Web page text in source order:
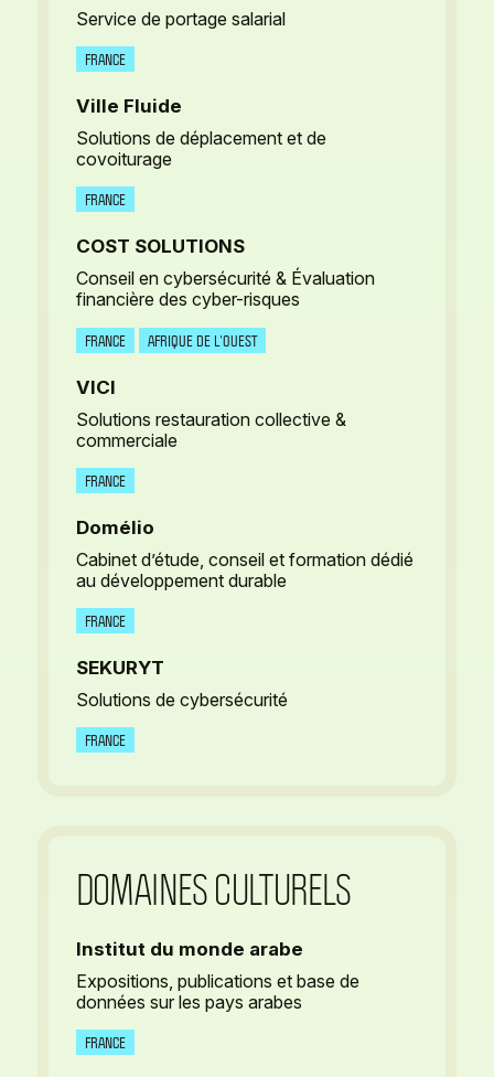
Service de portage salarial
FRANCE
Ville Fluide
Solutions de déplacement et de
covoiturage
FRANCE
COST SOLUTIONS
Conseil en cybersécurité & Évaluation
financière des cyber-risques
FRANCE AFRIQUE DE L’OUEST
VICI
Solutions restauration collective &
commerciale
FRANCE
Domélio
Cabinet d’étude, conseil et formation dédié
au développement durable
FRANCE
SEKURYT
Solutions de cybersécurité
FRANCE
DOMAINES CULTURELS
Institut du monde arabe
Expositions, publications et base de
données sur les pays arabes
FRANCE